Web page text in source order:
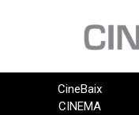
CineBaix
CINEMA